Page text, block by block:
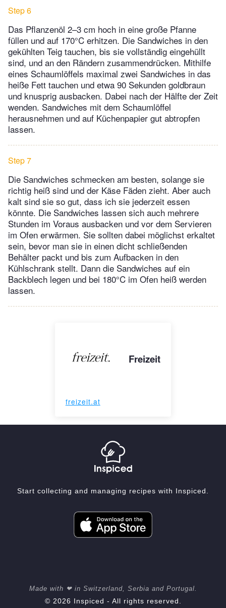
Step 6
Das Pflanzenöl 2–3 cm hoch in eine große Pfanne
füllen und auf 170°C erhitzen. Die Sandwiches in den
gekühlten Teig tauchen, bis sie vollständig eingehüllt
sind, und an den Rändern zusammendrücken. Mithilfe
eines Schaumlöffels maximal zwei Sandwiches in das
heiße Fett tauchen und etwa 90 Sekunden goldbraun
und knusprig ausbacken. Dabei nach der Hälfte der Zeit
wenden. Sandwiches mit dem Schaumlöffel
herausnehmen und auf Küchenpapier gut abtropfen
lassen.
Step 7
Die Sandwiches schmecken am besten, solange sie
richtig heiß sind und der Käse Fäden zieht. Aber auch
kalt sind sie so gut, dass ich sie jederzeit essen
könnte. Die Sandwiches lassen sich auch mehrere
Stunden im Voraus ausbacken und vor dem Servieren
im Ofen erwärmen. Sie sollten dabei möglichst erkaltet
sein, bevor man sie in einen dicht schließenden
Behälter packt und bis zum Aufbacken in den
Kühlschrank stellt. Dann die Sandwiches auf ein
Backblech legen und bei 180°C im Ofen heiß werden
lassen.
Freizeit
freizeit.at
Start collecting and managing recipes with Inspiced.
Made with ❤ in Switzerland, Serbia and Portugal.
© 2026 Inspiced - All rights reserved.